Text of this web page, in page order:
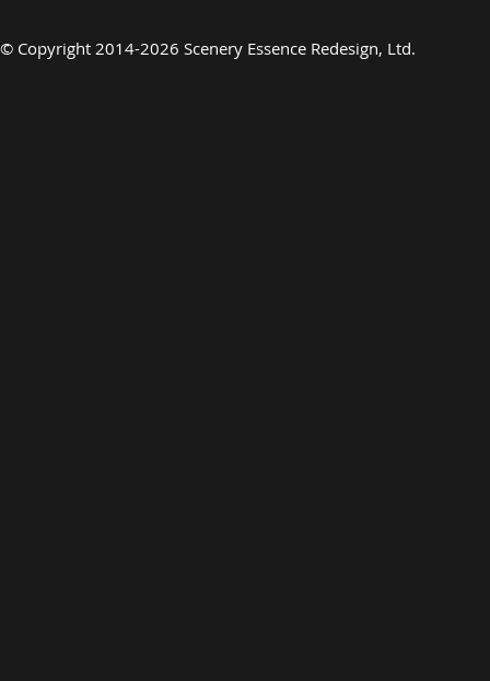
© Copyright 2014-2026 Scenery Essence Redesign, Ltd.